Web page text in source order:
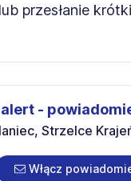
przesłanie
-
Strzelce
Włącz